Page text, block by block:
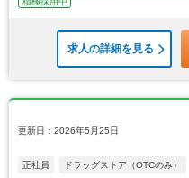
求人の詳細を見る
更新日：2026年5月25日
正社員 ドラッグストア（OTCのみ）